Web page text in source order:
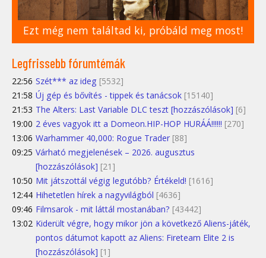
Ezt még nem találtad ki, próbáld meg most!
Legfrissebb fórumtémák
22:56 Szét*** az ideg [5532]
21:58 Új gép és bővítés - tippek és tanácsok [15140]
21:53 The Alters: Last Variable DLC teszt [hozzászólások] [6]
19:00 2 éves vagyok itt a Domeon.HIP-HOP HURÁÁ!!!!!! [270]
13:06 Warhammer 40,000: Rogue Trader [88]
09:25 Várható megjelenések – 2026. augusztus
[hozzászólások] [21]
10:50 Mit játszottál végig legutóbb? Értékeld! [1616]
12:44 Hihetetlen hírek a nagyvilágból [4636]
09:46 Filmsarok - mit láttál mostanában? [43442]
13:02 Kiderült végre, hogy mikor jön a következő Aliens-játék,
pontos dátumot kapott az Aliens: Fireteam Elite 2 is
[hozzászólások] [1]